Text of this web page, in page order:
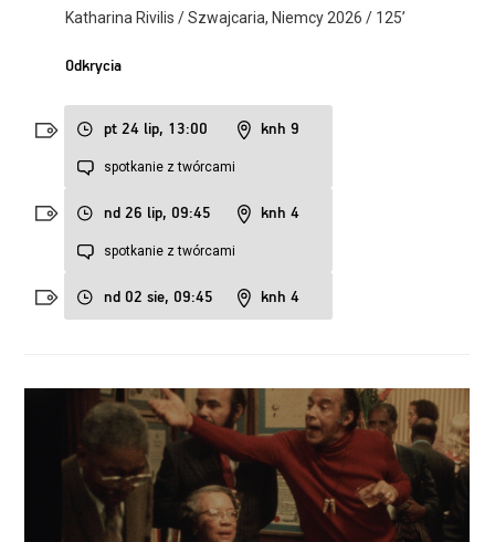
Katharina Rivilis / Szwajcaria, Niemcy 2026 / 125’
Odkrycia
pt 24 lip, 13:00 knh 9
spotkanie z twórcami
nd 26 lip, 09:45 knh 4
spotkanie z twórcami
nd 02 sie, 09:45 knh 4